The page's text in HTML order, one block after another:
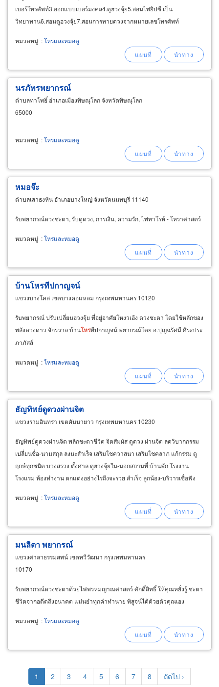
เบอร์โทรศัพท์3.ออกแบบเบอร์มงคล4.ดูฮวงจุ้ย5.สอนไพ่ยิปซี เป็น
วิทยาทาน6.สอนดูฮวงจุ้ย7.สอนการทายดวงจากหมายเลขโทรศัพท์
หมวดหมู่ :โหรและหมอดู
นรภัทรพยากรณ์
ตำบลท่าโพธิ์ อำเภอเมืองพิษณุโลก จังหวัดพิษณุโลก
65000
หมวดหมู่ :โหรและหมอดู
หมอจ๊ะ
ตำบลเสาธงหิน อำเภอบางใหญ่ จังหวัดนนทบุรี 11140
รับพยากรณ์ดวงชะตา, รับดูดวง, การเงิน, ความรัก, ไพ่ทาโรห์ - โหราศาสตร์
หมวดหมู่ :โหรและหมอดู
บ้านโหรทีปกาญจน์
แขวงบางโคล่ เขตบางคอแหลม กรุงเทพมหานคร 10120
รับพยากรณ์ ปรับเปลี่ยนฮวงจุ้ย ที่อยู่อาศัยโหงวเฮ้ง ดวงชะตา โดยใช้หลักของ
พลังดวงดาว จักรวาล บ้านโหรทีปกาญจน์ พยากรณ์โดย อ.ปุญฉรัศมี ศิระประ
ภาภัสส์
หมวดหมู่ :โหรและหมอดู
ธัญทิพย์ดูดวงผ่านจิต
แขวงรามอินทรา เขตคันนายาว กรุงเทพมหานคร 10230
ธัญทิพย์ดูดวงผ่านจิต พลิกชะตาชีวิต จิตสัมผัส ดูดวง ผ่านจิต ลดวิบากกรรม
เปลี่ยนชื่อ-นามสกุล ลงนะสำเร็จ เสริมโชควาสนา เสริมโชคลาภ แก้กรรม ดู
ฤกษ์ทุกชนิด บวงสรวง ตั้งศาล ดูฮวงจุ้ยใน-นอกสถานที่ บ้านพัก โรงงาน
โรงแรม ห้องทำงาน ตกแต่งอย่างไรถึงจะรวย สำเร็จ ลูกน้อง-บริวารเชื่อฟัง
หมวดหมู่ :โหรและหมอดู
มนลิตา พยากรณ์
แขวงศาลาธรรมสพน์ เขตทวีวัฒนา กรุงเทพมหานคร
10170
รับพยากรณ์ดวงชะตาด้วยไฟพรหมญาณศาสตร์ ศักดิ์สิทธิ์ ให้คุณหยั่งรู้ ชะตา
ชีวิตจากอดีตถึงอนาคต แม่นยำทุกคำทำนาย พิสูจน์ได้ด้วยตัวคุณเอง
หมวดหมู่ :โหรและหมอดู
Pagination
Current
1 Page
2 Page
3 Page
4 Page
5 Page
6 Page
7 Page
8
Next
ถัดไป ›